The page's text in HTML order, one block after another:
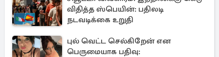
விதித்த ஸ்பெயின்: பதிலடி
நடவடிக்கை உறுதி
புல் வெட்ட செல்கிறேன் என
பெருமையாக பதிவு: